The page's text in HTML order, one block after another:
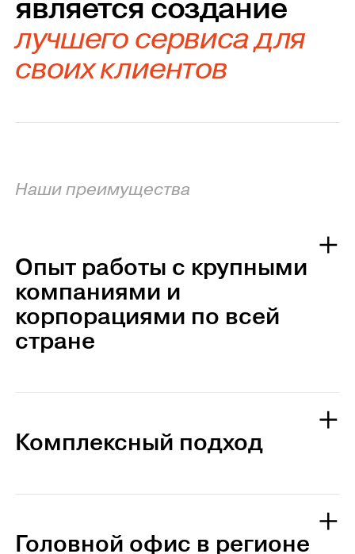
является создание
лучшего сервиса для
своих клиентов
Наши преимущества
Опыт работы с крупными
компаниями и
корпорациями по всей
стране
Комплексный подход
Головной офис в регионе